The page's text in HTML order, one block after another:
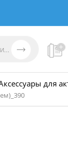
для